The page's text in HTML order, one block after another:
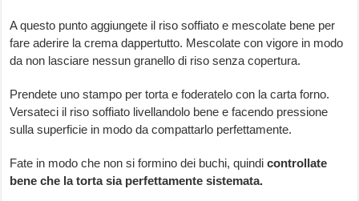
A questo punto aggiungete il riso soffiato e mescolate bene per
fare aderire la crema dappertutto. Mescolate con vigore in modo
da non lasciare nessun granello di riso senza copertura.
Prendete uno stampo per torta e foderatelo con la carta forno.
Versateci il riso soffiato livellandolo bene e facendo pressione
sulla superficie in modo da compattarlo perfettamente.
Fate in modo che non si formino dei buchi, quindi controllate
bene che la torta sia perfettamente sistemata.